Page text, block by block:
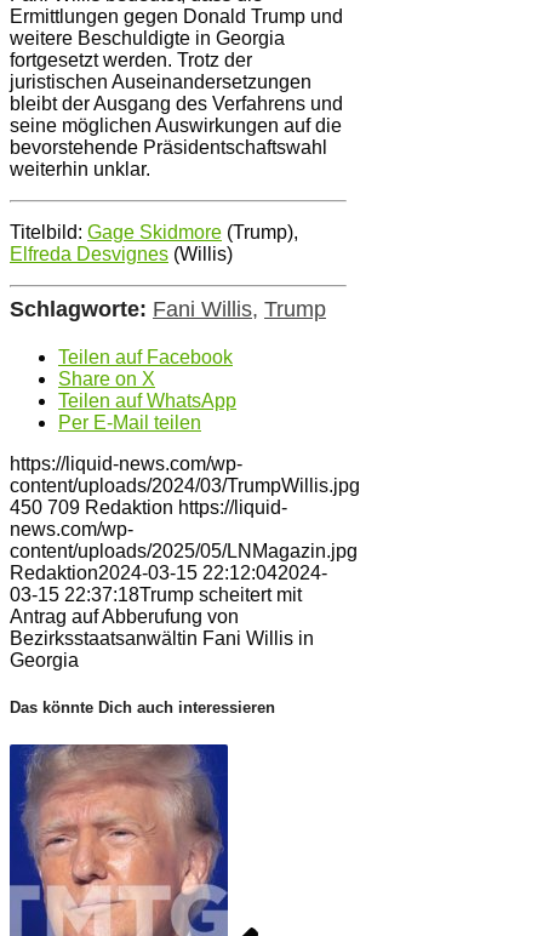
Ermittlungen gegen Donald Trump und
weitere Beschuldigte in Georgia
fortgesetzt werden. Trotz der
juristischen Auseinandersetzungen
bleibt der Ausgang des Verfahrens und
seine möglichen Auswirkungen auf die
bevorstehende Präsidentschaftswahl
weiterhin unklar.
Titelbild: Gage Skidmore (Trump),
Elfreda Desvignes (Willis)
Schlagworte: Fani Willis, Trump
Teilen auf Facebook
Share on X
Teilen auf WhatsApp
Per E-Mail teilen
https://liquid-news.com/wp-
content/uploads/2024/03/TrumpWillis.jpg
450 709 Redaktion https://liquid-
news.com/wp-
content/uploads/2025/05/LNMagazin.jpg
Redaktion2024-03-15 22:12:042024-
03-15 22:37:18Trump scheitert mit
Antrag auf Abberufung von
Bezirksstaatsanwältin Fani Willis in
Georgia
Das könnte Dich auch interessieren